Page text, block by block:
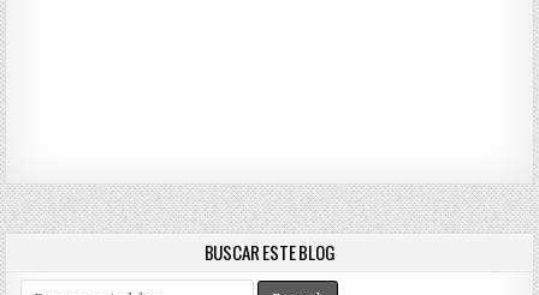
BUSCAR ESTE BLOG